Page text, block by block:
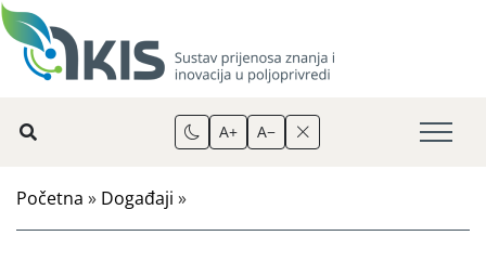
A+ A−
Početna » Događaji »